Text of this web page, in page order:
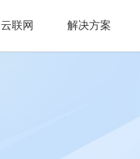
云联网 解决方案